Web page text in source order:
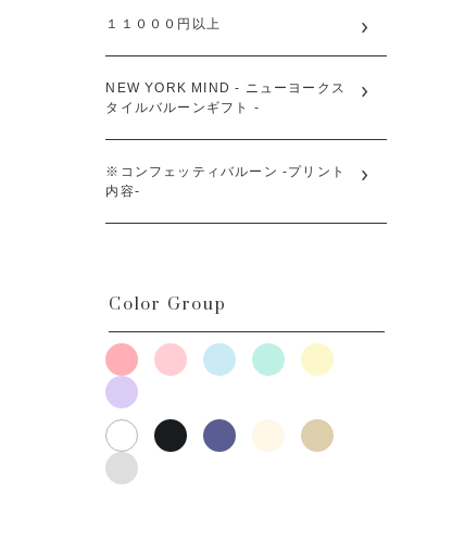
１１０００円以上
NEW YORK MIND - ニューヨークス
タイルバルーンギフト -
※コンフェッティバルーン -プリント
内容-
Color Group